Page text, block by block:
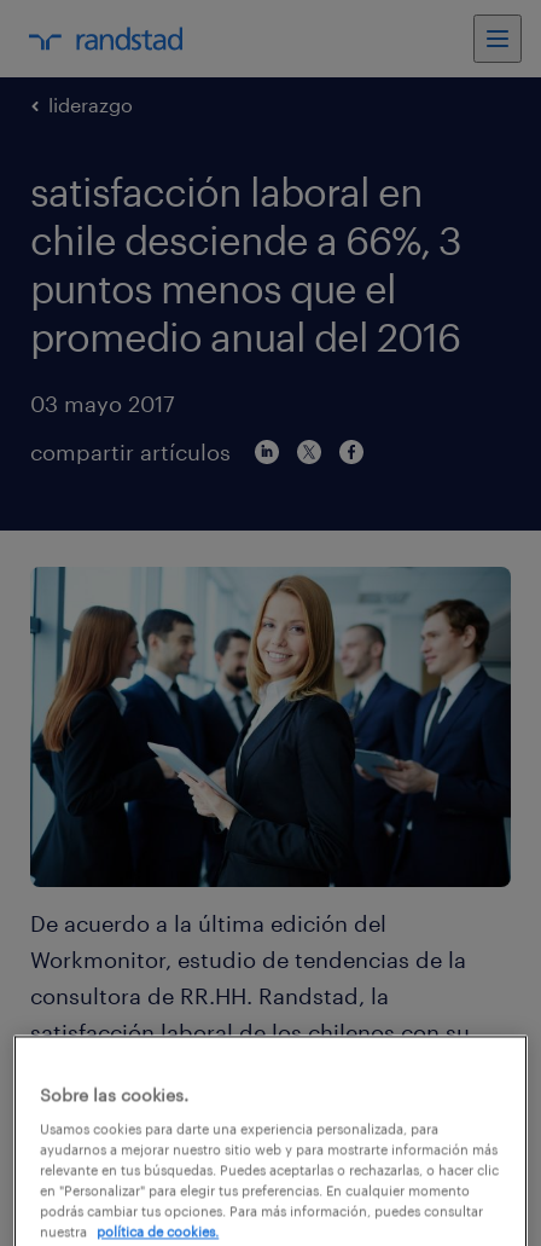
liderazgo
satisfacción laboral en
chile desciende a 66%, 3
puntos menos que el
promedio anual del 2016
03 mayo 2017
compartir artículos
De acuerdo a la última edición del
Workmonitor, estudio de tendencias de la
consultora de RR.HH. Randstad, la
satisfacción laboral de los chilenos con su
porcentuales, respecto al promedio anual del
año pasado y 1 punto con respecto al
trimestre anterior, obteniendo 66% de
trabajadores satisfechos o muy satisfechos
Sobre las cookies.
Usamos cookies para darte una experiencia personalizada, para
ayudarnos a mejorar nuestro sitio web y para mostrarte información más
relevante en tus búsquedas. Puedes aceptarlas o rechazarlas, o hacer clic
en "Personalizar" para elegir tus preferencias. En cualquier momento
podrás cambiar tus opciones. Para más información, puedes consultar
nuestra
política de cookies.